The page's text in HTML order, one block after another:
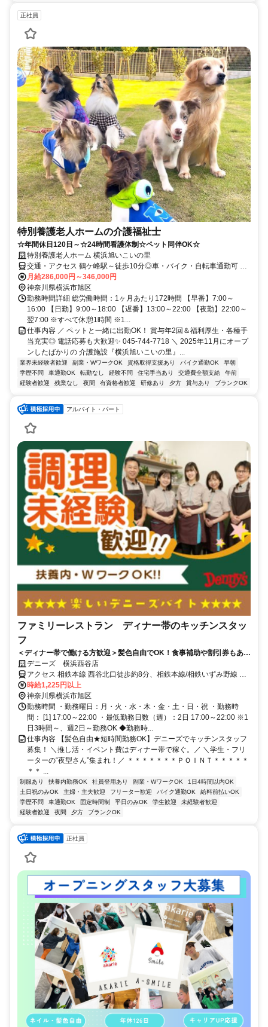
正社員
特別養護老人ホームの介護福祉士
☆年間休日120日～☆24時間看護体制☆ペット同伴OK☆
特別養護老人ホーム 横浜旭いこいの里
交通・アクセス 鶴ケ峰駅～徒歩10分◎車・バイク・自転車通勤可 ★
交通費全額支給★
月給286,000円～346,000円
神奈川県横浜市旭区
勤務時間詳細 総労働時間：1ヶ月あたり172時間 【早番】7:00～
16:00 【日勤】9:00～18:00 【遅番】13:00～22:00 【夜勤】22:00～
翌7:00 ※すべて休憩1時間 ※1...
仕事内容 ／ ペットと一緒に出勤OK！ 賞与年2回＆福利厚生・各種手
当充実◎ 電話応募も大歓迎✨ 045-744-7718 ＼ 2025年11月にオープ
ンしたばかりの 介護施設『横浜旭いこいの里』...
業界未経験者歓迎 副業・WワークOK 資格取得支援あり バイク通勤OK
早朝
学歴不問
車通勤OK 転勤なし 経験不問 住宅手当あり 交通費全額支給
午前
経験者歓迎
残業なし 夜間 有資格者歓迎 研修あり 夕方 賞与あり ブランクOK
アルバイト・パート
ファミリーレストラン ディナー帯のキッチンスタッ
フ
＜ディナー帯で働ける方歓迎＞髪色自由でOK！食事補助や割引券もあっ
て、夜ごはんどきにうれしいバイトです◎
デニーズ 横浜西谷店
アクセス 相鉄本線 西谷北口徒歩約8分、相鉄本線/相鉄いずみ野線 鶴
ヶ峰南口徒歩約17分、相鉄本線 上星川南口徒歩約31分 西谷駅より徒
歩8分
時給1,225円以上
神奈川県横浜市旭区
勤務時間 ・勤務曜日：月・火・水・木・金・土・日・祝 ・勤務時
間： [1] 17:00～22:00 ・最低勤務日数（週）：2日 17:00～22:00 ※1
日3時間～、週2日～勤務OK ◆勤務時...
仕事内容 【髪色自由★短時間勤務OK】デニーズでキッチンスタッフ
募集！ ＼推し活・イベント費はディナー帯で稼ぐ。／ ＼学生・フリ
ーターの“夜型さん”集まれ！／ ＊＊＊＊＊＊＊ＰＯＩＮＴ＊＊＊＊＊
＊＊ ...
制服あり 扶養内勤務OK 社員登用あり 副業・WワークOK
1日4時間以内OK
土日祝のみOK
主婦・主夫歓迎 フリーター歓迎 バイク通勤OK
給料前払いOK
学歴不問
車通勤OK 固定時間制 平日のみOK 学生歓迎
未経験者歓迎
経験者歓迎
夜間 夕方 ブランクOK
正社員